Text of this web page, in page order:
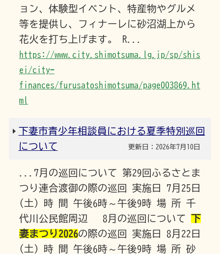
ョン、体験型イベント、特産物やグルメ
等を提供し、フィナーレに砂沼湖上から
花火を打ち上げます。 R...
https://www.city.shimotsuma.lg.jp/sp/shis
ei/city-
finances/furusatoshimotsuma/page003869.ht
ml
下妻市青少年相談員における夏季特別巡回
について
更新日：2026年7月10日
...7月の巡回について 第29回ふるさとま
つり連合渡御の際の巡回 実施日 7月25日
(土) 時 間 午後6時～午後9時 場 所 千
代川公民館周辺 8月の巡回について 下
妻まつり2026の際の巡回 実施日 8月22日
(土) 時 間 午後6時～午後9時 場 所 砂